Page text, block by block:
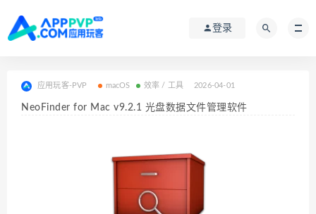
登录
应用玩客-PVP macOS 效率 / 工具 2026-04-01
NeoFinder for Mac v9.2.1 光盘数据文件管理软件